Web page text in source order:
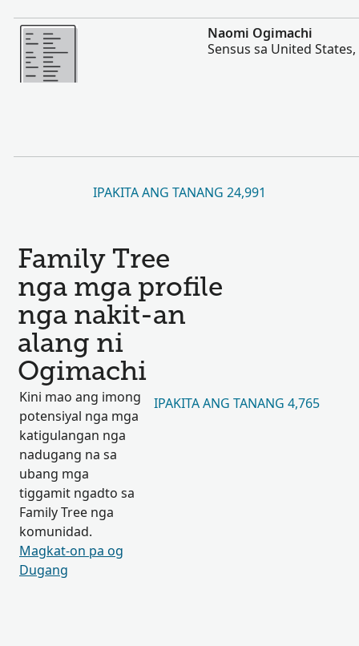
Dugang pa
Naomi Ogimachi
Sensus sa United States,
IPAKITA ANG TANANG 24,991
Family Tree
nga mga profile
nga nakit-an
alang ni
Ogimachi
Kini mao ang imong
potensiyal nga mga
katigulangan nga
nadugang na sa
ubang mga
tiggamit ngadto sa
Family Tree nga
komunidad.
Magkat-on pa og
Dugang
IPAKITA ANG TANANG 4,765